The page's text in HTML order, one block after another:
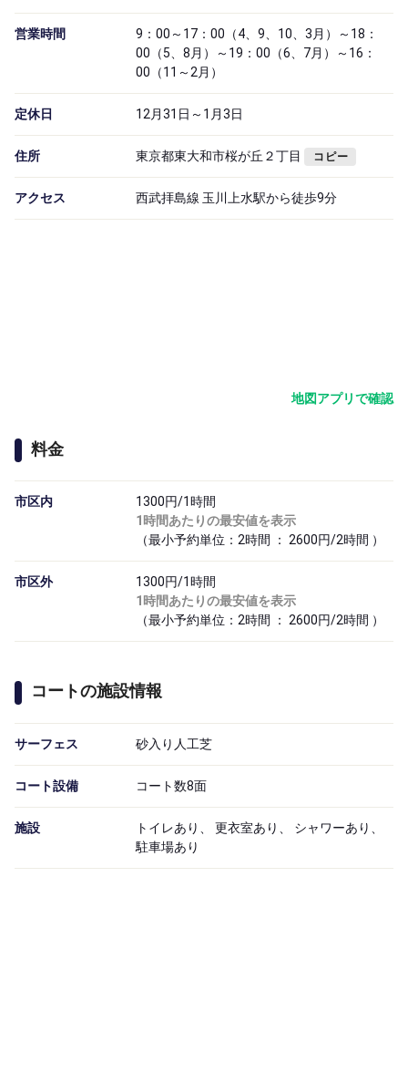
営業時間
9：00～17：00（4、9、10、3月）～18：
00（5、8月）～19：00（6、7月）～16：
00（11～2月）
定休日 12月31日～1月3日
住所 東京都東大和市桜が丘２丁目 コピー
アクセス 西武拝島線 玉川上水駅から徒歩9分
地図アプリで確認
料金
市区内
1300円/1時間
1時間あたりの最安値を表示
（最小予約単位：2時間 ： 2600円/2時間 ）
市区外
1300円/1時間
1時間あたりの最安値を表示
（最小予約単位：2時間 ： 2600円/2時間 ）
コートの施設情報
サーフェス 砂入り人工芝
コート設備 コート数8面
施設
トイレあり、 更衣室あり、 シャワーあり、
駐車場あり